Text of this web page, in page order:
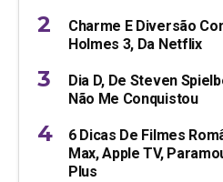
Charme E Diversão
Holmes 3, Da Netflix
Dia D, De Steven
Não Me Conquistou
6 Dicas De Filmes
Max, Apple TV,
Plus